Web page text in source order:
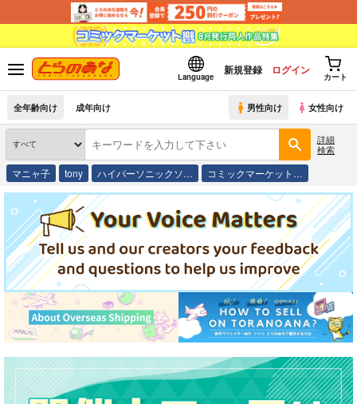
Language
新規登録 ログイン
カート
全年齢向け 成年向け 男性向け 女性向け
詳細
検索
マニャ子 tony ハイパーソニックソ… コミックマーケット…